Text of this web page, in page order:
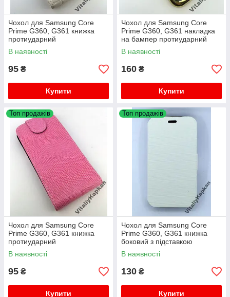
Чохол для Samsung Core
Prime G360, G361 книжка
протиударний
В наявності
95 ₴
Купити
Чохол для Samsung Core
Prime G360, G361 накладка
на бампер протиударний
Fashion Case
В наявності
160 ₴
Купити
Топ продажів
Чохол для Samsung Core
Prime G360, G361 книжка
протиударний
В наявності
95 ₴
Купити
Топ продажів
Чохол для Samsung Core
Prime G360, G361 книжка
боковий з підставкою
протиударний Book Cover
В наявності
130 ₴
Купити